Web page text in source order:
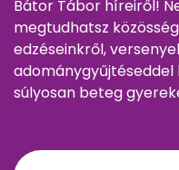
Bátor Tábor híreiről!
megtudhatsz
edzéseinkről,
súlyosan beteg